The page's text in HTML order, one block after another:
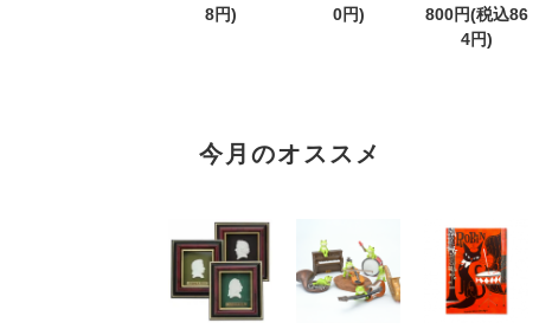
8円)
0円)
800円(税込86
4円)
今月のオススメ